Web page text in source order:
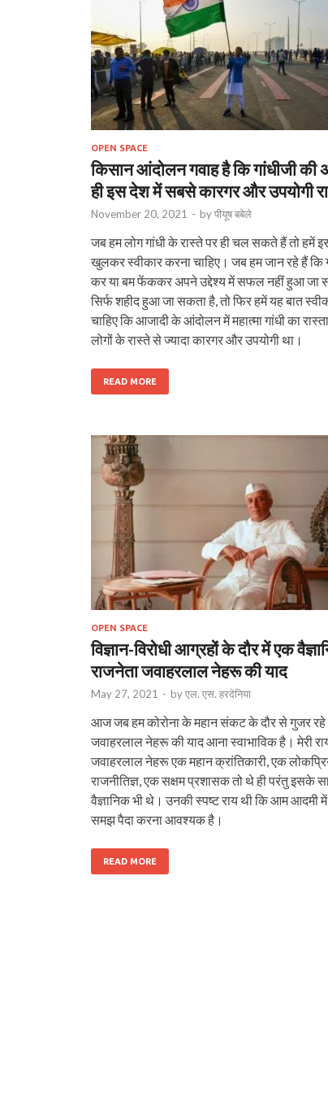
OPEN SPACE
किसान आंदोलन गवाह है कि गांधीजी की
ही इस देश में सबसे कारगर और उपयोगी
November 20, 2021 - byपीयूष बबेले
जब हम लोग गांधी के रास्ते पर ही चल सकते हैं तो हमें
खुलकर स्वीकार करना चाहिए। जब हम जान रहे हैं कि
कर या बम फेंककर अपने उद्देश्य में सफल नहीं हुआ जा
सिर्फ शहीद हुआ जा सकता है, तो फिर हमें यह बात
चाहिए कि आजादी के आंदोलन में महात्मा गांधी का
लोगों के रास्ते से ज्यादा कारगर और उपयोगी था।
READ MORE
OPEN SPACE
विज्ञान-विरोधी आग्रहों के दौर में एक
राजनेता जवाहरलाल नेहरू की याद
May 27, 2021 - byएल. एस. हरदेनिया
आज जब हम कोरोना के महान संकट के दौर से गुजर रहे
जवाहरलाल नेहरू की याद आना स्वाभाविक है। मेरी
जवाहरलाल नेहरू एक महान क्रांतिकारी, एक
राजनीतिज्ञ, एक सक्षम प्रशासक तो थे ही परंतु इसके
वैज्ञानिक भी थे। उनकी स्पष्ट राय थी कि आम आदमी में
समझ पैदा करना आवश्यक है।
READ MORE